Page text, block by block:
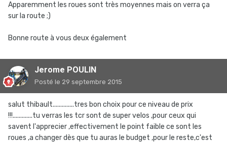
Apparemment les roues sont très moyennes mais on verra ça
sur la route ;)
Bonne route à vous deux également
Jerome POULIN
Posté le 29 septembre 2015
salut thibault..............tres bon choix pour ce niveau de prix
!!!.............tu verras les tcr sont de super velos ,pour ceux qui
savent l'apprecier ,effectivement le point faible ce sont les
roues ,a changer dès que tu auras le budget ,pour le reste,c'est